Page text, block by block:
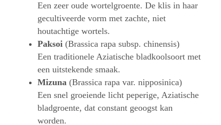
Een zeer oude wortelgroente. De klis in haar
gecultiveerde vorm met zachte, niet
houtachtige wortels.
Paksoi (Brassica rapa subsp. chinensis)
Een traditionele Aziatische bladkoolsoort met
een uitstekende smaak.
Mizuna (Brassica rapa var. nipposinica)
Een snel groeiende licht peperige, Aziatische
bladgroente, dat constant geoogst kan
worden.